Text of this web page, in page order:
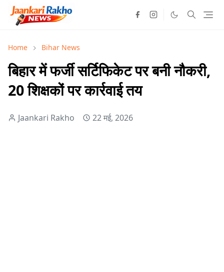
Home Bihar News
बिहार में फर्जी सर्टिफिकेट पर बनी नौकरी,
20 शिक्षकों पर कार्रवाई तय
Jaankari Rakho 22 मई, 2026